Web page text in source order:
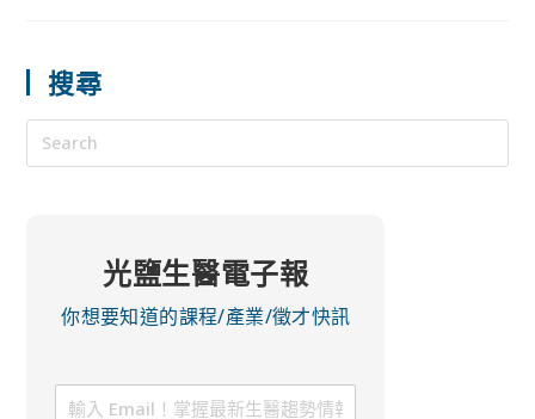
搜尋
光鹽生醫電子報
你想要知道的課程/產業/徵才快訊